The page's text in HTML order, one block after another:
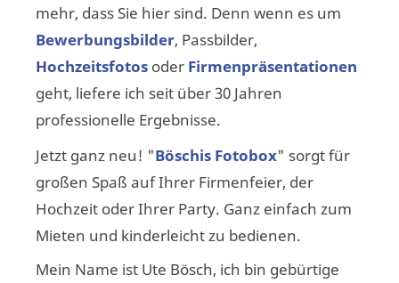
mehr, dass Sie hier sind. Denn wenn es um
Bewerbungsbilder, Passbilder,
Hochzeitsfotos oder Firmenpräsentationen
geht, liefere ich seit über 30 Jahren
professionelle Ergebnisse.
Jetzt ganz neu! "Böschis Fotobox" sorgt für
großen Spaß auf Ihrer Firmenfeier, der
Hochzeit oder Ihrer Party. Ganz einfach zum
Mieten und kinderleicht zu bedienen.
Mein Name ist Ute Bösch, ich bin gebürtige